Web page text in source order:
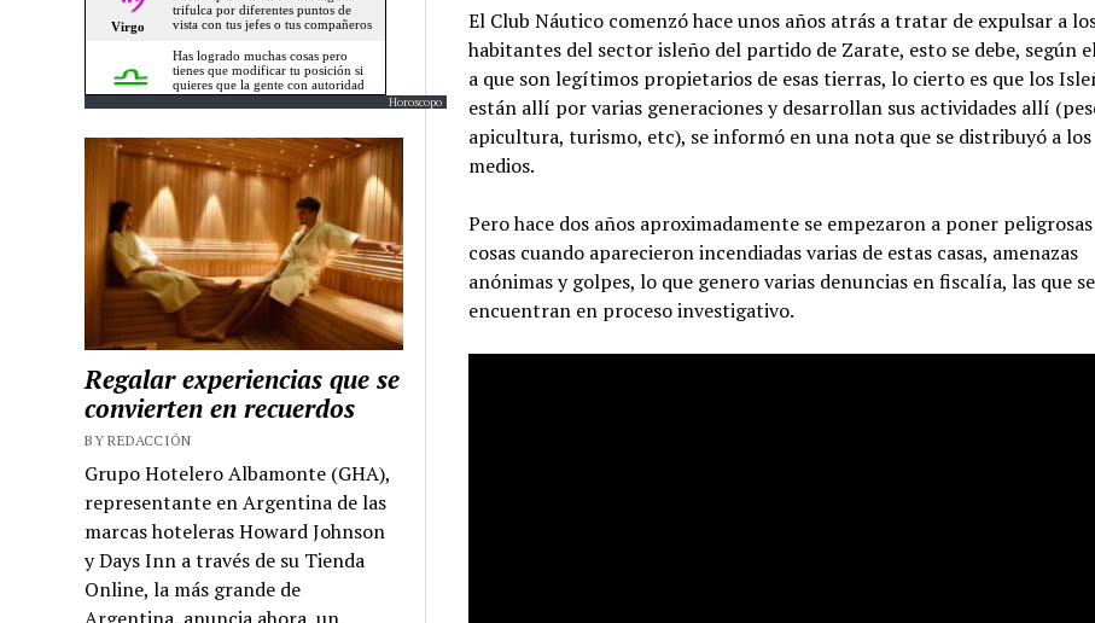
Horoscopo
Regalar experiencias que se
convierten en recuerdos
BY REDACCIÓN
Grupo Hotelero Albamonte (GHA),
representante en Argentina de las
marcas hoteleras Howard Johnson
y Days Inn a través de su Tienda
Online, la más grande de
Argentina, anuncia ahora un
El Club Náutico comenzó hace unos años atrás a tratar de expulsar a
habitantes del sector isleño del partido de Zarate, esto se debe, según
a que son legítimos propietarios de esas tierras, lo cierto es que los
están allí por varias generaciones y desarrollan sus actividades allí
apicultura, turismo, etc), se informó en una nota que se distribuyó a los
medios.
Pero hace dos años aproximadamente se empezaron a poner
cosas cuando aparecieron incendiadas varias de estas casas, amenazas
anónimas y golpes, lo que genero varias denuncias en fiscalía, las que se
encuentran en proceso investigativo.